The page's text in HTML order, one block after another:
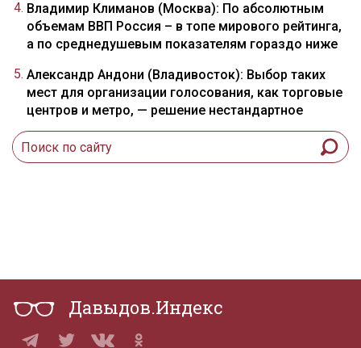
Владимир Климанов (Москва): По абсолютным
объемам ВВП Россия – в топе мирового рейтинга,
а по среднедушевым показателям гораздо ниже
Александр Андони (Владивосток): Выбор таких
мест для организации голосования, как торговые
центров и метро, — решение нестандартное
Давыдов.Индекс